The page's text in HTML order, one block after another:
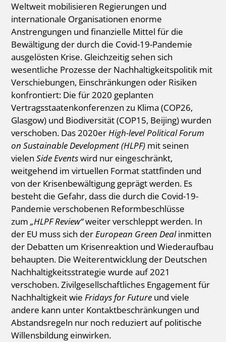
Weltweit mobilisieren Regierungen und
internationale Organisationen enorme
Anstrengungen und finanzielle Mittel für die
Bewältigung der durch die Covid-19-Pandemie
ausgelösten Krise. Gleichzeitig sehen sich
wesentliche Prozesse der Nachhaltigkeitspolitik mit
Verschiebungen, Einschränkungen oder Risiken
konfrontiert: Die für 2020 geplanten
Vertragsstaatenkonferenzen zu Klima (COP26,
Glasgow) und Biodiversität (COP15, Beijing) wurden
verschoben. Das 2020erHigh-level Political Forum
on Sustainable Development (HLPF) mit seinen
vielenSide Eventswird nur eingeschränkt,
weitgehend im virtuellen Format stattfinden und
von der Krisenbewältigung geprägt werden. Es
besteht die Gefahr, dass die durch die Covid-19-
Pandemie verschobenen Reformbeschlüsse
zum„HLPF Review“weiter verschleppt werden. In
der EU muss sich derEuropean Green Dealinmitten
der Debatten um Krisenreaktion und Wiederaufbau
behaupten. Die Weiterentwicklung der Deutschen
Nachhaltigkeitsstrategie wurde auf 2021
verschoben. Zivilgesellschaftliches Engagement für
Nachhaltigkeit wieFridays for Future und viele
andere kann unter Kontaktbeschränkungen und
Abstandsregeln nur noch reduziert auf politische
Willensbildung einwirken.